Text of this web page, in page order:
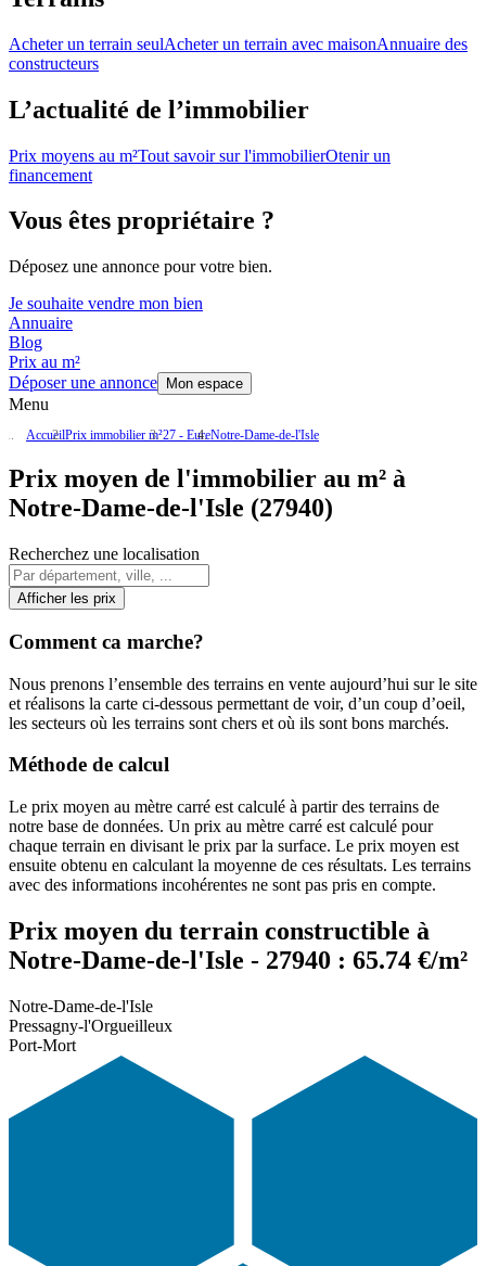
Acheter un terrain seulAcheter un terrain avec maisonAnnuaire des
constructeurs
L’actualité de l’immobilier
Prix moyens au m²Tout savoir sur l'immobilierOtenir un
financement
Vous êtes propriétaire ?
Déposez une annonce pour votre bien.
Je souhaite vendre mon bien
Annuaire
Blog
Prix au m²
Déposer une annonce
Mon espace
Menu
AccueilPrix immobilier m²27 - EureNotre-Dame-de-l'Isle
Prix moyen de l'immobilier au m² à
Notre-Dame-de-l'Isle (27940)
Recherchez une localisation
Afficher les prix
Comment ca marche?
Nous prenons l’ensemble des terrains en vente aujourd’hui sur le site
et réalisons la carte ci-dessous permettant de voir, d’un coup d’oeil,
les secteurs où les terrains sont chers et où ils sont bons marchés.
Méthode de calcul
Le prix moyen au mètre carré est calculé à partir des terrains de
notre base de données. Un prix au mètre carré est calculé pour
chaque terrain en divisant le prix par la surface. Le prix moyen est
ensuite obtenu en calculant la moyenne de ces résultats. Les terrains
avec des informations incohérentes ne sont pas pris en compte.
Prix moyen du terrain constructible à
Notre-Dame-de-l'Isle - 27940 : 65.74 €/m²
Notre-Dame-de-l'Isle
Pressagny-l'Orgueilleux
Port-Mort